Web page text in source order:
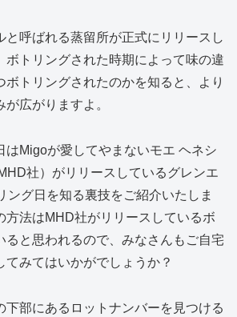
と呼ばれる蒸留所が正式にリリースし
ボトリングされた時期によって味の違
ボトリングされたのかを知ると、より
広がりますよ。
はMigoが愛してやまないモエ ヘネシ
社）がリリースしているグレンエ
ング日を知る裏技をご紹介いたしま
方法はMHD社がリリースしているボ
ると思われるので、みなさんもご自宅
てみてはいかがでしょうか？
下部にあるロットナンバーを見つける